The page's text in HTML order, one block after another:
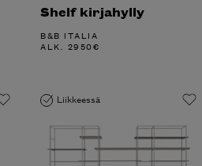
Shelf kirjahylly
B&B ITALIA
ALK. 2950€
Liikkeessä